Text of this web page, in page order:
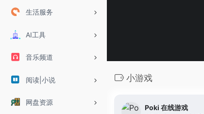
生活服务
AI工具
音乐频道
阅读|小说
网盘资源
小游戏
Poki 在线游戏